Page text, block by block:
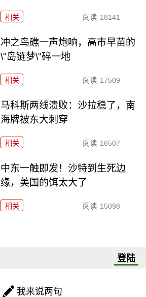
相关 阅读 18141
冲之鸟礁一声炮响，高市早苗的
\"岛链梦\"碎一地
相关 阅读 17509
马科斯两线溃败：沙拉稳了，南
海牌被东大刺穿
相关 阅读 16507
中东一触即发！沙特到生死边
缘，美国的饵太大了
相关 阅读 15098
登陆
我来说两句